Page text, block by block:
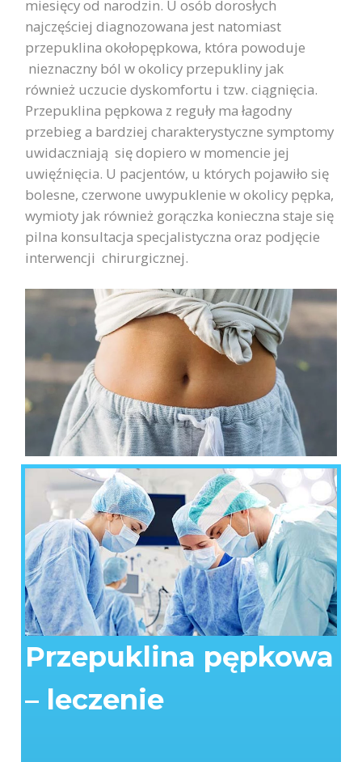
miesięcy od narodzin. U osób dorosłych
najczęściej diagnozowana jest natomiast
przepuklina okołopępkowa, która powoduje
nieznaczny ból w okolicy przepukliny jak
również uczucie dyskomfortu i tzw. ciągnięcia.
Przepuklina pępkowa z reguły ma łagodny
przebieg a bardziej charakterystyczne symptomy
uwidaczniają się dopiero w momencie jej
uwięźnięcia. U pacjentów, u których pojawiło się
bolesne, czerwone uwypuklenie w okolicy pępka,
wymioty jak również gorączka konieczna staje się
pilna konsultacja specjalistyczna oraz podjęcie
interwencji chirurgicznej.
Przepuklina pępkowa
– leczenie